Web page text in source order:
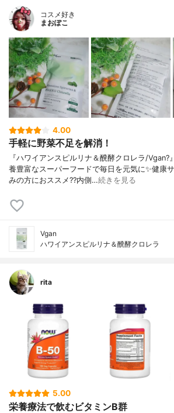
コスメ好き
まおぽこ
4.00
手軽に野菜不足を解消！
『ハワイアンスピルリナ＆醗酵クロレラ/
養豊富なスーパーフードで毎日を元気に✨健康
みの方におススメ??内側…続きを見る
Vgan
ハワイアンスピルリナ＆醗酵クロレラ
rita
5.00
栄養療法で飲むビタミンB群